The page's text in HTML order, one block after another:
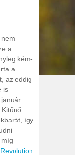
a
kém-
a
az eddig
is
Kitűnő
így
míg
Revolution